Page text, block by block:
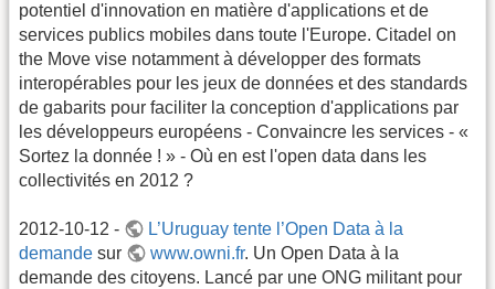
potentiel d'innovation en matière d'applications et de
services publics mobiles dans toute l'Europe. Citadel on
the Move vise notamment à développer des formats
interopérables pour les jeux de données et des standards
de gabarits pour faciliter la conception d'applications par
les développeurs européens - Convaincre les services - «
Sortez la donnée ! » - Où en est l'open data dans les
collectivités en 2012 ?
2012-10-12 -
L’Uruguay tente l’Open Data à la
demande sur www.owni.fr. Un Open Data à la
demande des citoyens. Lancé par une ONG militant pour